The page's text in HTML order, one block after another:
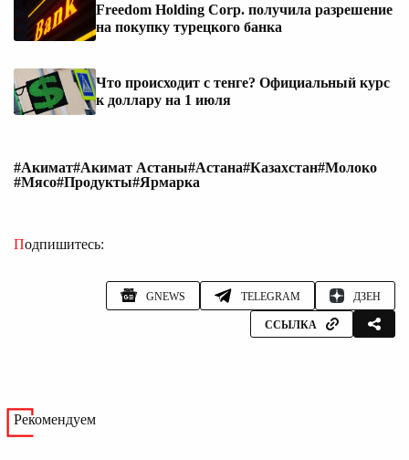
Freedom Holding Corp. получила разрешение
на покупку турецкого банка
Что происходит с тенге? Официальный курс
к доллару на 1 июля
#Акимат#Акимат Астаны#Астана#Казахстан#Молоко
#Мясо#Продукты#Ярмарка
Подпишитесь:
GNEWS TELEGRAM ДЗЕН
ССЫЛКА
Рекомендуем